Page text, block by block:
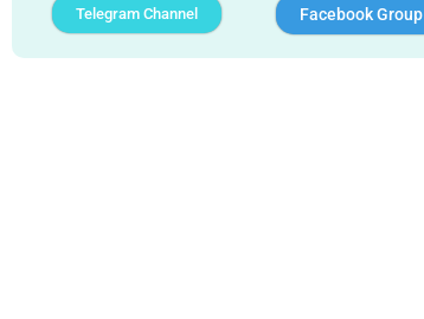
Telegram Channel Facebook Group